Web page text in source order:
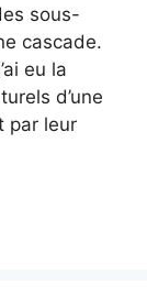
sous-
cascade.
eu la
d’une
par leur